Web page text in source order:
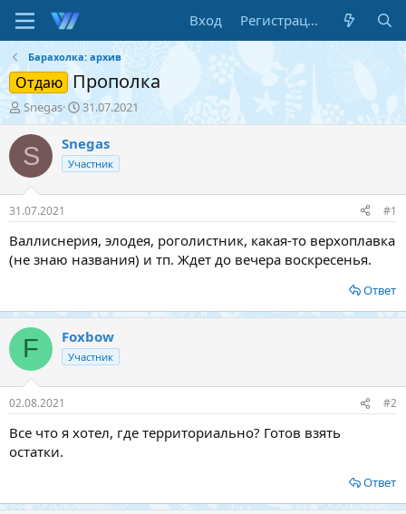
Вход Регистрация
Барахолка: архив
Отдаю Прополка
А
в
т
о
т
е
м
ы
Snegas
Д
а
т
а
н
а
л
31.07.2021
S Snegas
Участник
31.07.2021 #1
Валлиснерия, элодея, роголистник, какая-то верхоплавка
(не знаю названия) и тп. Ждет до вечера воскресенья.
Ответ
F Foxbow
Участник
02.08.2021 #2
Все что я хотел, где территориально? Готов взять
остатки.
Ответ